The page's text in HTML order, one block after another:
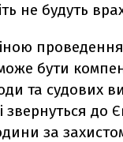
не будуть
бути
та судових
звернуться до
за